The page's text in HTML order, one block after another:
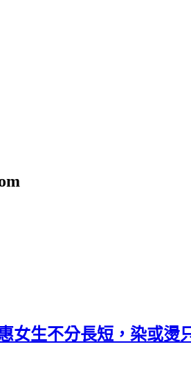
生不分長短，染或燙